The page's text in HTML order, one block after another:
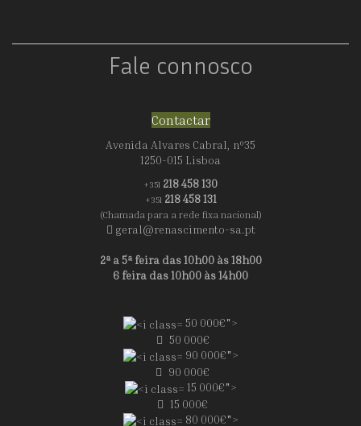
Fale connosco
Contactar
Avenida Alvares Cabral, nº35
1250-015 Lisboa
+351 218 458 130
+351 218 458 131
(Chamada para a rede fixa nacional)
geral@renascimento-sa.pt
2ª a 5ª feira das 10h00 às 18h00
6 feira das 10h00 às 14h00
50 000€">
50 000€
90 000€">
90 000€
15 000€">
15 000€
80 000€">